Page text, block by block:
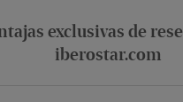
exclusivas de
iberostar.com